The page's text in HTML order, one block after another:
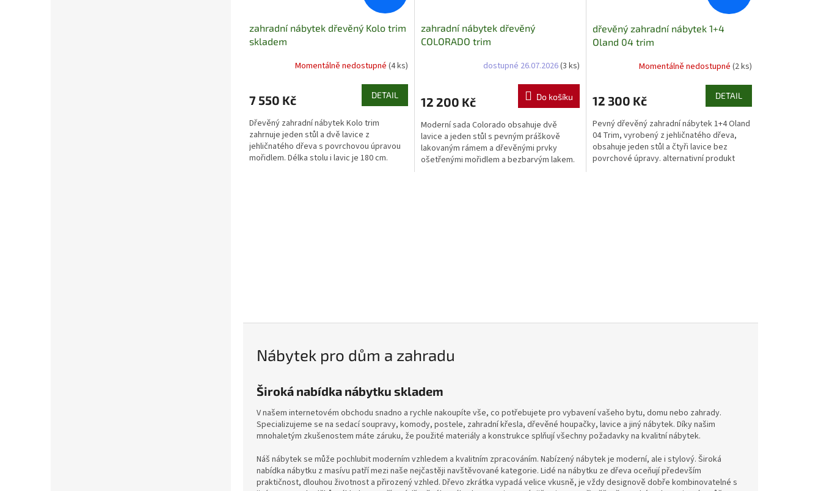
zahradní nábytek dřevěný Kolo trim
skladem
Momentálně nedostupné (4 ks)
7 550 Kč DETAIL
Dřevěný zahradní nábytek Kolo trim
zahrnuje jeden stůl a dvě lavice z
jehličnatého dřeva s povrchovou úpravou
mořidlem. Délka stolu i lavic je 180 cm.
zahradní nábytek dřevěný
COLORADO trim
dostupné 26.07.2026(3 ks)
12 200 Kč Do košíku
Moderní sada Colorado obsahuje dvě
lavice a jeden stůl s pevným práškově
lakovaným rámem a dřevěnými prvky
ošetřenými mořidlem a bezbarvým lakem.
dřevěný zahradní nábytek 1+4
Oland 04 trim
Momentálně nedostupné (2 ks)
12 300 Kč DETAIL
Pevný dřevěný zahradní nábytek 1+4 Oland
04 Trim, vyrobený z jehličnatého dřeva,
obsahuje jeden stůl a čtyři lavice bez
povrchové úpravy. alternativní produkt
Nábytek pro dům a zahradu
Široká nabídka nábytku skladem
V našem internetovém obchodu snadno a rychle nakoupíte vše, co potřebujete pro vybavení vašeho bytu, domu nebo zahrady.
Specializujeme se na sedací soupravy, komody, postele, zahradní křesla, dřevěné houpačky, lavice a jiný nábytek. Díky našim
mnohaletým zkušenostem máte záruku, že použité materiály a konstrukce splňují všechny požadavky na kvalitní nábytek.
Náš nábytek se může pochlubit moderním vzhledem a kvalitním zpracováním. Nabízený nábytek je moderní, ale i stylový. Široká
nabídka nábytku z masívu patří mezi naše nejčastěji navštěvované kategorie. Lidé na nábytku ze dřeva oceňují především
praktičnost, dlouhou životnost a přirozený vzhled. Dřevo zkrátka vypadá velice vkusně, je vždy designově dobře kombinovatelné s